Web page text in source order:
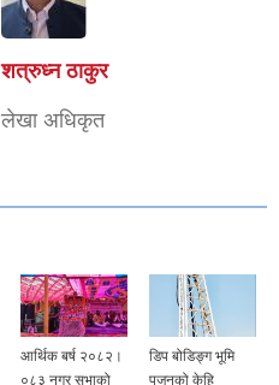
शत्रुध्न ठाकुर
लेखा अधिकृत
आर्थिक बर्ष २०८२।
०८३ नगर सभाको
डिप बोडिङ्ग भूमि
पुजनको केहि